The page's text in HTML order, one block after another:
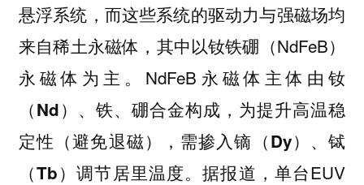
悬浮系统，而这些系统的驱动力与强磁场均
来自稀土永磁体，其中以钕铁硼（NdFeB）
永磁体为主。NdFeB永磁体主体由钕
（Nd） 、铁、硼合金构成，为提升高温稳
定性（避免退磁），需掺入镝（Dy）、铽
（Tb）调节居里温度。据报道，单台EUV